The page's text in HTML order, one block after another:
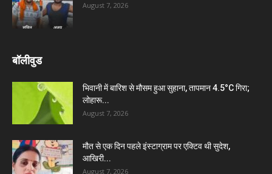
August 7, 2026
बॉलीवुड
भिवानी में बारिश से मौसम हुआ सुहाना, तापमान 4.5°C गिरा;
लोहारू...
August 7, 2026
मौत से एक दिन पहले इंस्टाग्राम पर एक्टिव थी सुदेश,
आखिरी...
August 7, 2026